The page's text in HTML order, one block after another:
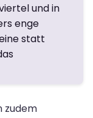
und in
enge
statt
zudem